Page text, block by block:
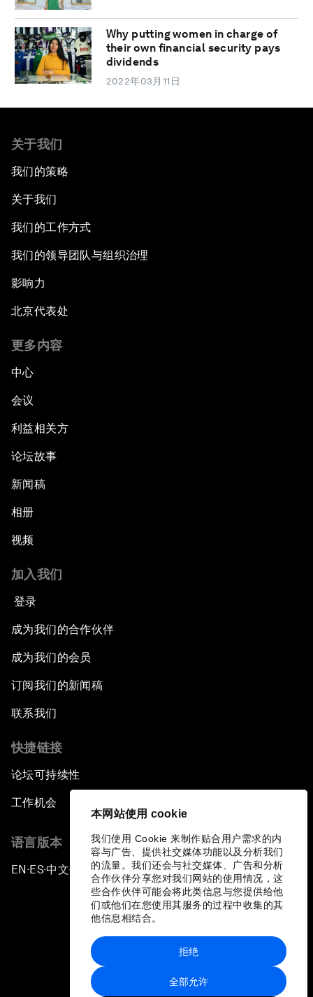
本网站使用 cookie
我们使用 Cookie 来制作贴合用户需求的内
容与广告、提供社交媒体功能以及分析我们
的流量。我们还会与社交媒体、广告和分析
合作伙伴分享您对我们网站的使用情况，这
些合作伙伴可能会将此类信息与您提供给他
们或他们在您使用其服务的过程中收集的其
他信息相结合。
全部允许
拒绝
Why putting women in charge of
their own financial security pays
dividends
2022年03月11日
关于我们
我们的策略
关于我们
我们的工作方式
我们的领导团队与组织治理
影响力
北京代表处
更多内容
中心
会议
利益相关方
论坛故事
新闻稿
相册
视频
加入我们
登录
成为我们的合作伙伴
成为我们的会员
订阅我们的新闻稿
联系我们
快捷链接
论坛可持续性
工作机会
语言版本
EN ▪ES▪中文▪ 日本語
站点地图